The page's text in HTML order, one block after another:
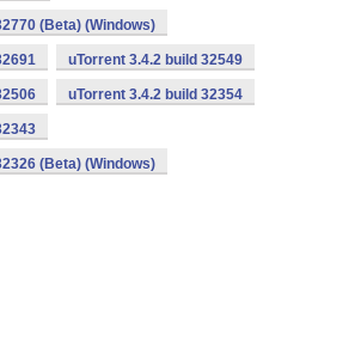
(Beta) (Windows)
uTorrent 3.4.2 build 32549
uTorrent 3.4.2 build 32354
(Beta) (Windows)